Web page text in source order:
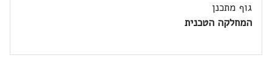
גוף מתכנן
המחלקה הטכנית